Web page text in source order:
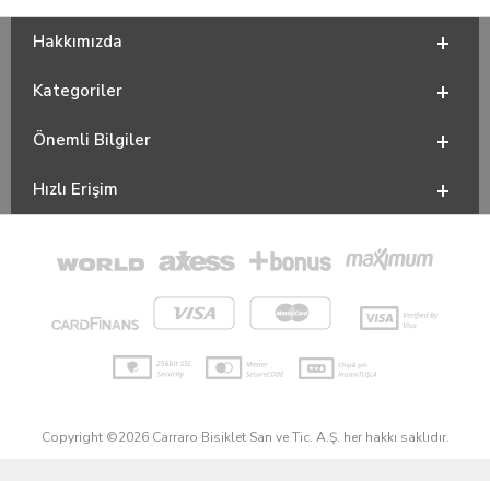
Hakkımızda
Kategoriler
Önemli Bilgiler
Hızlı Erişim
Copyright ©2026 Carraro Bisiklet San ve Tic. A.Ş. her hakkı saklıdır.